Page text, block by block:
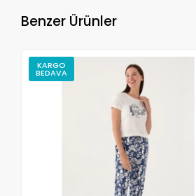
Benzer Ürünler
KARGO
BEDAVA